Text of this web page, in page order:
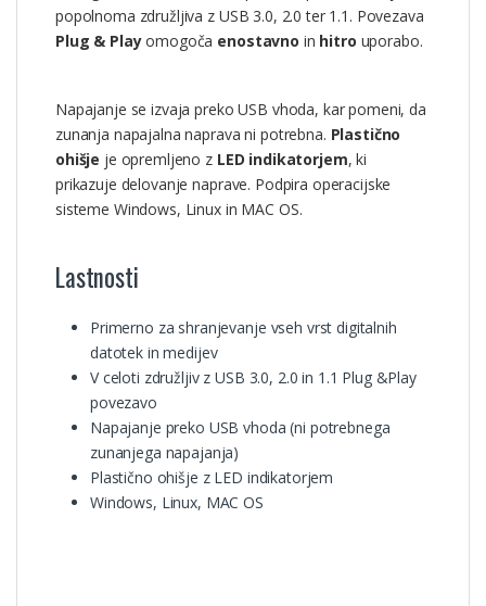
popolnoma združljiva z USB 3.0, 2.0 ter 1.1. Povezava
Plug & Playomogoča enostavno in hitro uporabo.
Napajanje se izvaja preko USB vhoda, kar pomeni, da
zunanja napajalna naprava ni potrebna. Plastično
ohišje je opremljeno z LED indikatorjem, ki
prikazuje delovanje naprave. Podpira operacijske
sisteme Windows, Linux in MAC OS.
Lastnosti
Primerno za shranjevanje vseh vrst digitalnih
datotek in medijev
V celoti združljiv z USB 3.0, 2.0 in 1.1 Plug &Play
povezavo
Napajanje preko USB vhoda (ni potrebnega
zunanjega napajanja)
Plastično ohišje z LED indikatorjem
Windows, Linux, MAC OS